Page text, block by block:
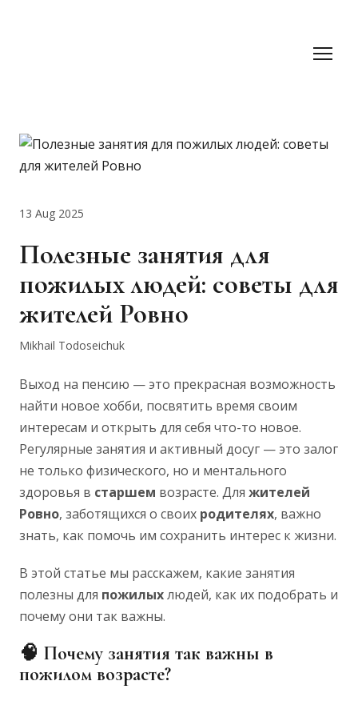
13 Aug 2025
Полезные занятия для
пожилых людей: советы для
жителей Ровно
Mikhail Todoseichuk
Выход на пенсию — это прекрасная возможность
найти новое хобби, посвятить время своим
интересам и открыть для себя что-то новое.
Регулярные занятия и активный досуг — это залог
не только физического, но и ментального
здоровья в старшем возрасте. Для жителей
Ровно, заботящихся о своих родителях, важно
знать, как помочь им сохранить интерес к жизни.
В этой статье мы расскажем, какие занятия
полезны для пожилыхлюдей, как их подобрать и
почему они так важны.
🧠 Почему занятия так важны в
пожилом возрасте?